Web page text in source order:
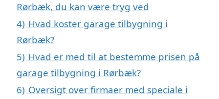
Rørbæk, du kan være tryg ved
4) Hvad koster garage tilbygning i
Rørbæk?
5) Hvad er med til at bestemme prisen på
garage tilbygning i Rørbæk?
6) Oversigt over firmaer med speciale i